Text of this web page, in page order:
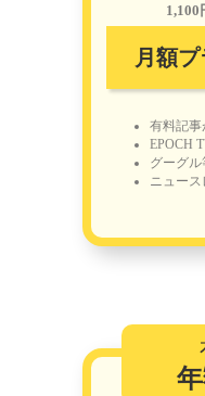
1,100
月額
有料記事
EPOCH
グーグ
ニュース